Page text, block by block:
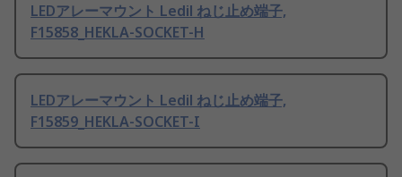
LEDアレーマウント Ledil ねじ止め端子,
F15858_HEKLA-SOCKET-H
LEDアレーマウント Ledil ねじ止め端子,
F15859_HEKLA-SOCKET-I